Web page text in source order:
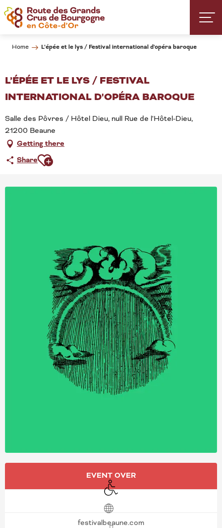
Aller
au
contenu
Home L’épée et le lys / Festival international d'opéra baroque
L’ÉPÉE ET LE LYS / FESTIVAL
INTERNATIONAL D'OPÉRA BAROQUE
Salle des Pôvres / Hôtel Dieu, null Rue de l'Hôtel-Dieu,
21200 Beaune
Getting there
ShareAjouter aux favoris
OPENING HOURS &
EVENT OVER
Disabled access
festivalbeaune.com